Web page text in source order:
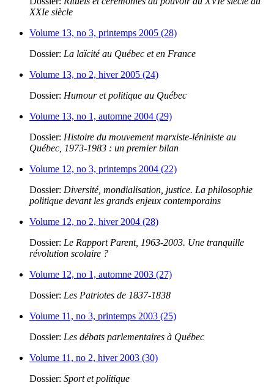
XXIe siècle
Volume 13, no 3, printemps 2005 (28)
Dossier: La laïcité au Québec et en France
Volume 13, no 2, hiver 2005 (24)
Dossier: Humour et politique au Québec
Volume 13, no 1, automne 2004 (29)
Dossier: Histoire du mouvement marxiste-léniniste au
Québec, 1973-1983 : un premier bilan
Volume 12, no 3, printemps 2004 (22)
Dossier: Diversité, mondialisation, justice. La philosophie
politique devant les grands enjeux contemporains
Volume 12, no 2, hiver 2004 (28)
Dossier: Le Rapport Parent, 1963-2003. Une tranquille
révolution scolaire ?
Volume 12, no 1, automne 2003 (27)
Dossier: Les Patriotes de 1837-1838
Volume 11, no 3, printemps 2003 (25)
Dossier: Les débats parlementaires à Québec
Volume 11, no 2, hiver 2003 (30)
Dossier: Sport et politique